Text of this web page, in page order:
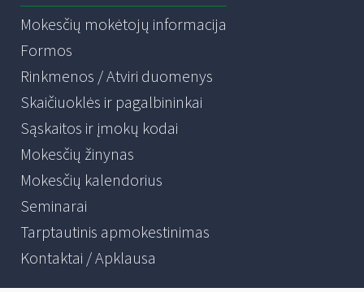
Mokesčių mokėtojų informacija
Formos
Rinkmenos / Atviri duomenys
Skaičiuoklės ir pagalbininkai
Sąskaitos ir įmokų kodai
Mokesčių žinynas
Mokesčių kalendorius
Seminarai
Tarptautinis apmokestinimas
Kontaktai / Apklausa